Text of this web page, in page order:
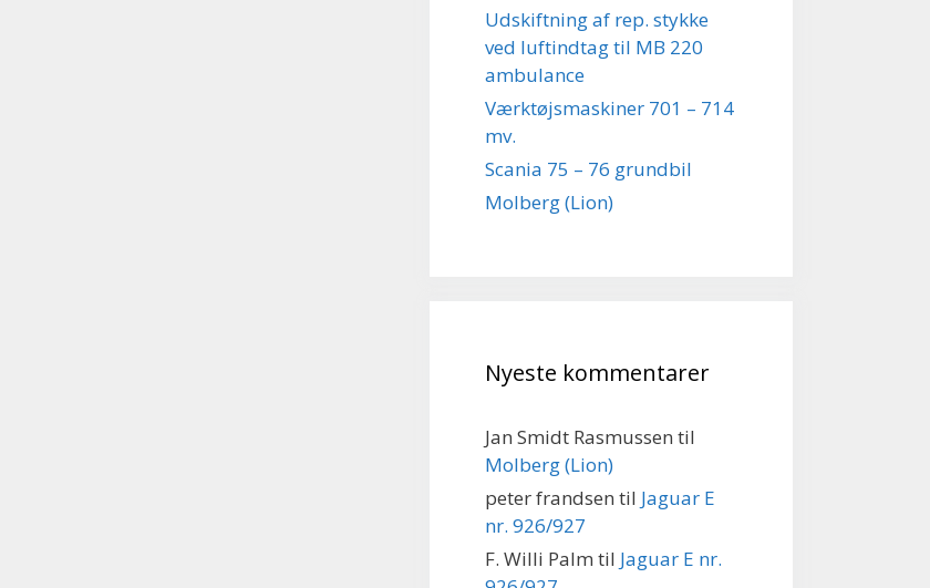
Udskiftning af rep. stykke
ved luftindtag til MB 220
ambulance
Værktøjsmaskiner 701 – 714
mv.
Scania 75 – 76 grundbil
Molberg (Lion)
Nyeste kommentarer
Jan Smidt Rasmussen til
Molberg (Lion)
peter frandsen til Jaguar E
nr. 926/927
F. Willi Palm til Jaguar E nr.